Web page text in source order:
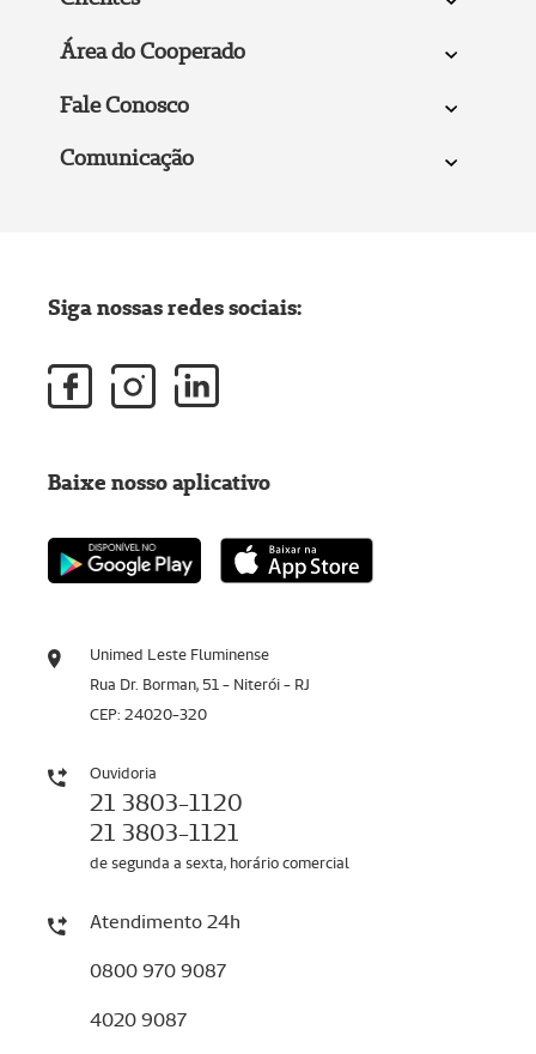
Área do Cooperado
Fale Conosco
Comunicação
Unimed Leste Fluminense
Rua Dr. Borman, 51 - Niterói - RJ
CEP: 24020-320
Ouvidoria
21 3803-1120
21 3803-1121
de segunda a sexta, horário comercial
Atendimento 24h
0800 970 9087
4020 9087
Siga nossas redes sociais:
Baixe nosso aplicativo